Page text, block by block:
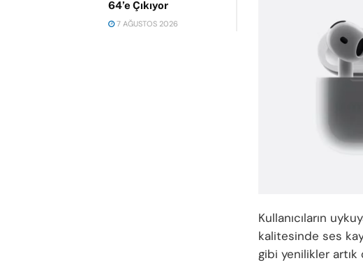
64’e Çıkıyor
7 AĞUSTOS 2026
Kullanıcıların
kalitesinde ses
gibi yenilikler artık